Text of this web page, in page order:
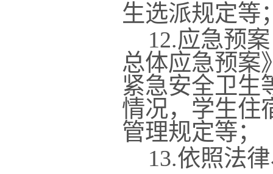
生选派规定等
12.应急预
总体应急预案
紧急安全卫生
情况，学生住
管理规定等；
13.依照法